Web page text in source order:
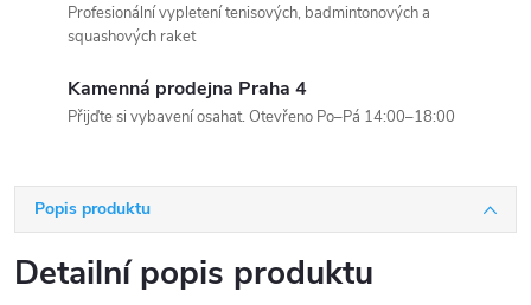
Profesionální vypletení tenisových, badmintonových a
squashových raket
Kamenná prodejna Praha 4
Přijďte si vybavení osahat. Otevřeno Po–Pá 14:00–18:00
Popis produktu
Detailní popis produktu